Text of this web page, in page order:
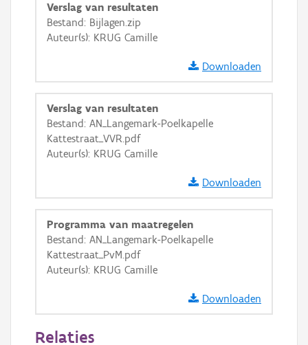
GRB-Basiskaart in grijswaarden
Verslag van resultaten
Bestand: Bijlagen.zip
Auteur(s): KRUG Camille
Downloaden
Verslag van resultaten
Bestand: AN_Langemark-Poelkapelle
Kattestraat_VVR.pdf
Auteur(s): KRUG Camille
Downloaden
Programma van maatregelen
Bestand: AN_Langemark-Poelkapelle
Kattestraat_PvM.pdf
Auteur(s): KRUG Camille
Downloaden
Relaties